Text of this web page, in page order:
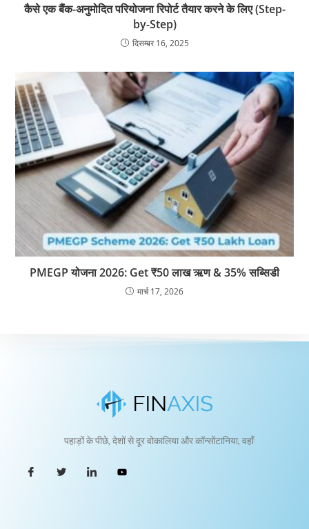
कैसे एक बैंक-अनुमोदित परियोजना रिपोर्ट तैयार करने के लिए (Step-
by-Step)
दिसम्बर 16, 2025
PMEGP योजना 2026: Get ₹50 लाख ऋण & 35% सब्सिडी
मार्च 17, 2026
पहाड़ों के पीछे, देशों से दूर वोकालिया और कॉन्सोंटानिया, वहाँ